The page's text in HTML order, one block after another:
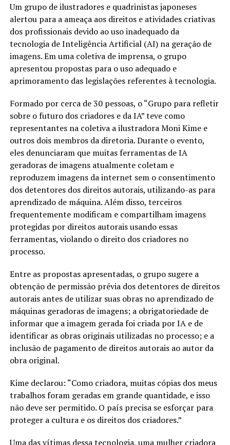
Um grupo de ilustradores e quadrinistas japoneses
alertou para a ameaça aos direitos e atividades criativas
dos profissionais devido ao uso inadequado da
tecnologia de Inteligência Artificial (AI) na geração de
imagens. Em uma coletiva de imprensa, o grupo
apresentou propostas para o uso adequado e
aprimoramento das legislações referentes à tecnologia.
Formado por cerca de 30 pessoas, o “Grupo para refletir
sobre o futuro dos criadores e da IA” teve como
representantes na coletiva a ilustradora Moni Kime e
outros dois membros da diretoria. Durante o evento,
eles denunciaram que muitas ferramentas de IA
geradoras de imagens atualmente coletam e
reproduzem imagens da internet sem o consentimento
dos detentores dos direitos autorais, utilizando-as para
aprendizado de máquina. Além disso, terceiros
frequentemente modificam e compartilham imagens
protegidas por direitos autorais usando essas
ferramentas, violando o direito dos criadores no
processo.
Entre as propostas apresentadas, o grupo sugere a
obtenção de permissão prévia dos detentores de direitos
autorais antes de utilizar suas obras no aprendizado de
máquinas geradoras de imagens; a obrigatoriedade de
informar que a imagem gerada foi criada por IA e de
identificar as obras originais utilizadas no processo; e a
inclusão de pagamento de direitos autorais ao autor da
obra original.
Kime declarou: “Como criadora, muitas cópias dos meus
trabalhos foram geradas em grande quantidade, e isso
não deve ser permitido. O país precisa se esforçar para
proteger a cultura e os direitos dos criadores.”
Uma das vítimas dessa tecnologia, uma mulher criadora